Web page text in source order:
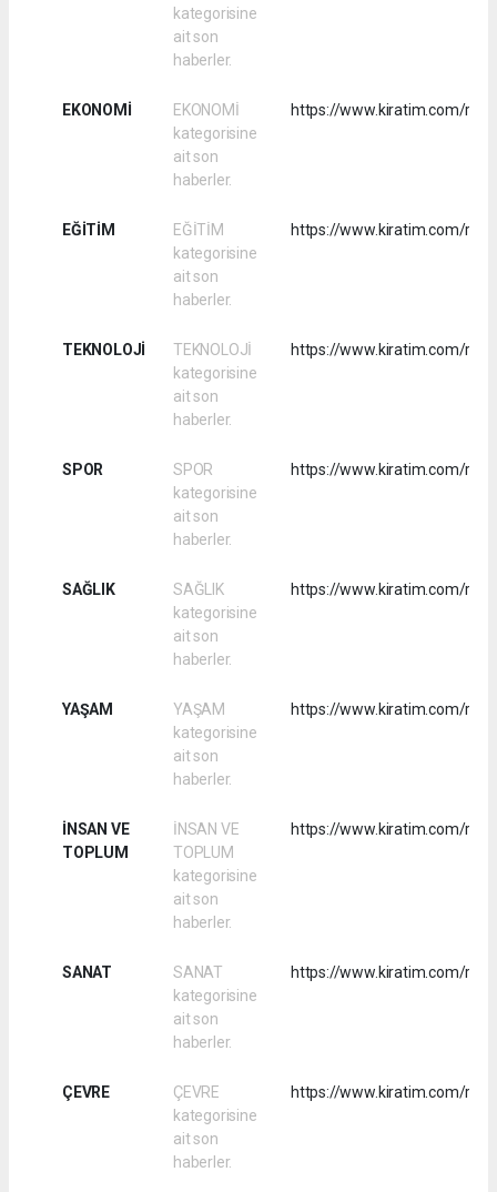
kategorisine
ait son
haberler.
EKONOMİ
EKONOMİ
kategorisine
ait son
haberler.
https://www.kiratim.com/rss/
EĞİTİM
EĞİTİM
kategorisine
ait son
haberler.
https://www.kiratim.com/rss/
TEKNOLOJİ
TEKNOLOJİ
kategorisine
ait son
haberler.
https://www.kiratim.com/rss/
SPOR
SPOR
kategorisine
ait son
haberler.
https://www.kiratim.com/rss/
SAĞLIK
SAĞLIK
kategorisine
ait son
haberler.
https://www.kiratim.com/rss/
YAŞAM
YAŞAM
kategorisine
ait son
haberler.
https://www.kiratim.com/rss/
İNSAN VE
TOPLUM
İNSAN VE
TOPLUM
kategorisine
ait son
haberler.
https://www.kiratim.com/rss/
SANAT
SANAT
kategorisine
ait son
haberler.
https://www.kiratim.com/rss/
ÇEVRE
ÇEVRE
kategorisine
ait son
haberler.
https://www.kiratim.com/rss/